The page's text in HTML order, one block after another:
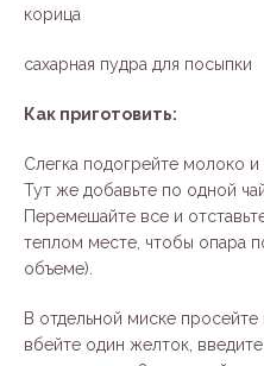
корица
сахарная пудра для посыпки
Как приготовить:
Слегка подогрейте молоко
Тут же добавьте по одной
Перемешайте все и
теплом месте, чтобы опара
объеме).
В отдельной миске просейте
вбейте один желток,